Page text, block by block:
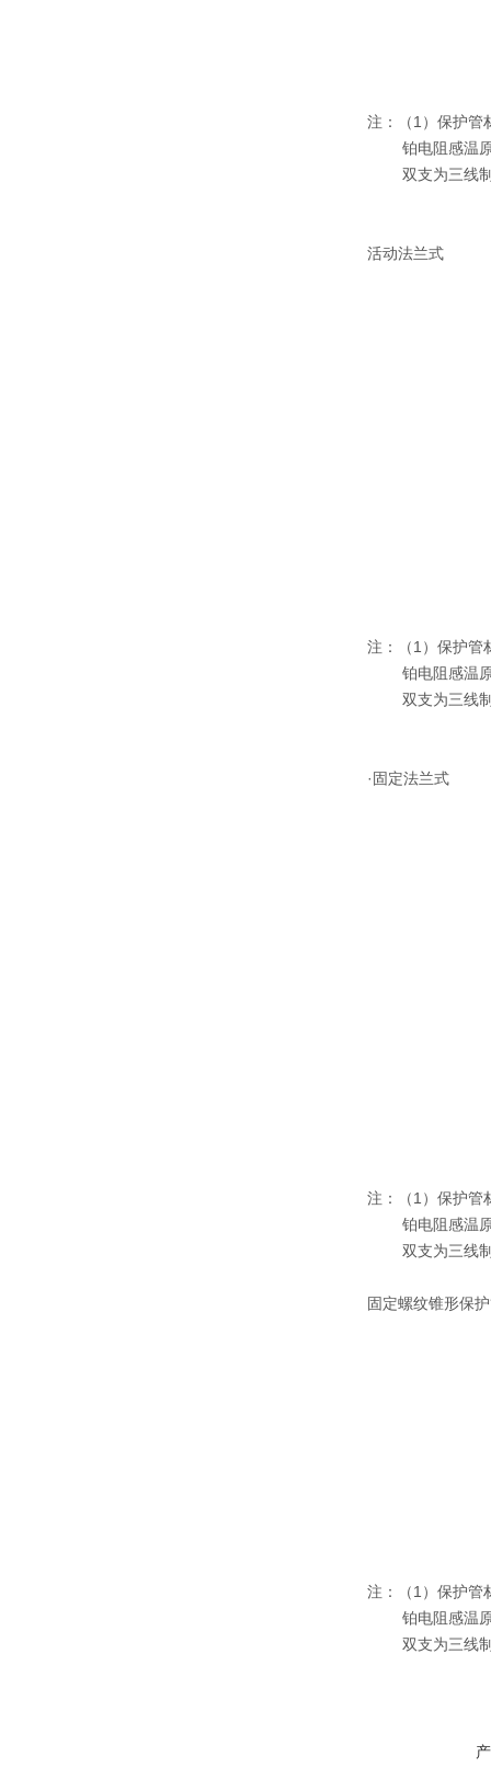
注：（1）保护管
铂电阻感温原
双支为三线制
活动法兰式
注：（1）保护管
铂电阻感温原
双支为三线制
·固定法兰式
注：（1）保护管
铂电阻感温原
双支为三线制
固定螺纹锥形保
注：（1）保护管
铂电阻感温原
双支为三线制